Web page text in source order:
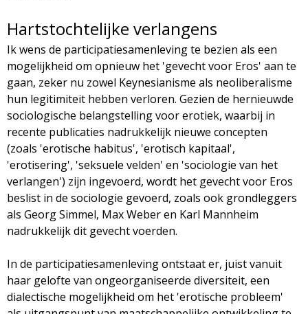
Hartstochtelijke verlangens
Ik wens de participatiesamenleving te bezien als een
mogelijkheid om opnieuw het 'gevecht voor Eros' aan te
gaan, zeker nu zowel Keynesianisme als neoliberalisme
hun legitimiteit hebben verloren. Gezien de hernieuwde
sociologische belangstelling voor erotiek, waarbij in
recente publicaties nadrukkelijk nieuwe concepten
(zoals 'erotische habitus', 'erotisch kapitaal',
'erotisering', 'seksuele velden' en 'sociologie van het
verlangen') zijn ingevoerd, wordt het gevecht voor Eros
beslist in de sociologie gevoerd, zoals ook grondleggers
als Georg Simmel, Max Weber en Karl Mannheim
nadrukkelijk dit gevecht voerden.
In de participatiesamenleving ontstaat er, juist vanuit
haar gelofte van ongeorganiseerde diversiteit, een
dialectische mogelijkheid om het 'erotische probleem'